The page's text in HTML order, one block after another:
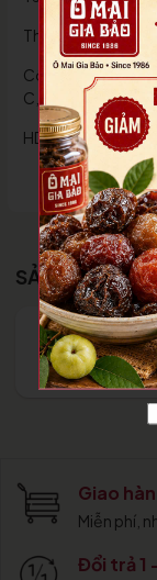
Thành phần: Mơ
Công dụng: Trị
C, chất xơ, các
HDSD: Ăn Trực Tiếp
SẢN PHẨM
Mơ
Tùy chọn
Giao
Miễn phí,
Đổi trả 1